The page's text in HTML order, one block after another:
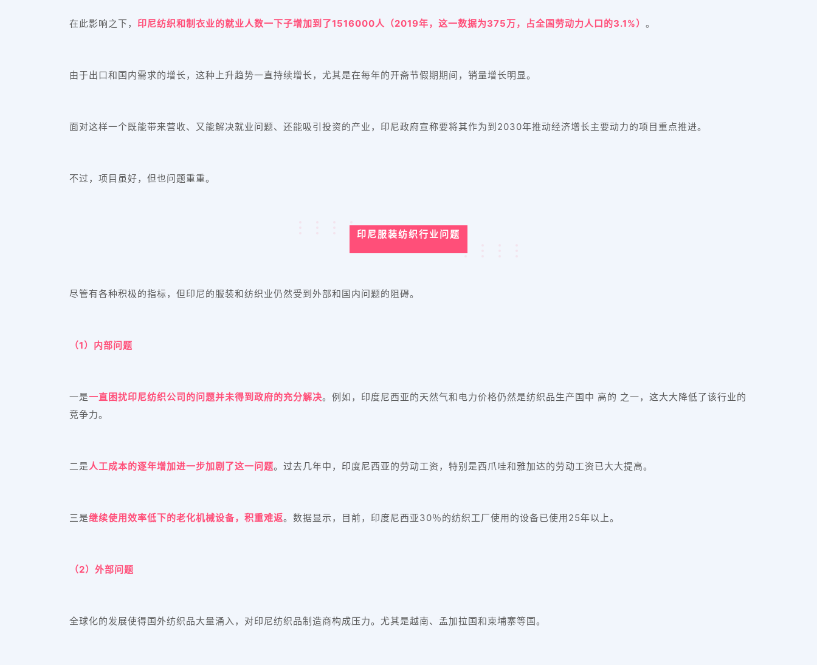
在此影响之下， 印尼纺织和制衣业的就业人数一下子增加到了1516000人（2019年，这一数据为375万，占全国劳动力人口的3.1%） 。
由于出口和国内需求的增长，这种上升趋势一直持续增长，尤其是在每年的开斋节假期期间，销量增长明显。
面对这样一个既能带来营收、又能解决就业问题、还能吸引投资的产业，印尼政府宣称要将其作为到2030年推动经济增长主要动力的项目重点推进。
不过，项目虽好，但也问题重重。
印尼服装纺织行业问题
尽管有各种积极的指标，但印尼的服装和纺织业仍然受到外部和国内问题的阻碍。
（1）内部问题
一是一直困扰印尼纺织公司的问题并未得到政府的充分解决。例如，印度尼西亚的天然气和电力价格仍然是纺织品生产国中 高的 之一，这大大降低了该行业的
竞争力。
二是 人工成本的逐年增加进一步加剧了这一问题。过去几年中，印度尼西亚的劳动工资，特别是西爪哇和雅加达的劳动工资已大大提高。
三是继续使用效率低下的老化机械设备，积重难返。数据显示，目前，印度尼西亚30％的纺织工厂使用的设备已使用25年以上。
（2）外部问题
全球化的发展使得国外纺织品大量涌入，对印尼纺织品制造商构成压力。尤其是越南、孟加拉国和柬埔寨等国。